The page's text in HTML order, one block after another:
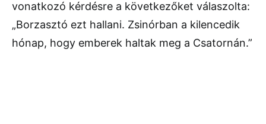
vonatkozó kérdésre a következőket válaszolta:
„Borzasztó ezt hallani. Zsinórban a kilencedik
hónap, hogy emberek haltak meg a Csatornán.”